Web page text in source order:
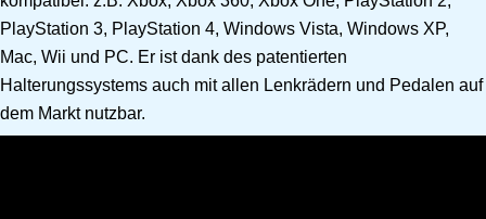
PlayStation 3, PlayStation 4, Windows Vista, Windows XP,
Mac, Wii und PC. Er ist dank des patentierten
Halterungssystems auch mit allen Lenkrädern und Pedalen auf
dem Markt nutzbar.